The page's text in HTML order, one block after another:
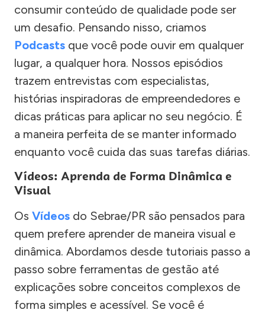
consumir conteúdo de qualidade pode ser
um desafio. Pensando nisso, criamos
Podcasts que você pode ouvir em qualquer
lugar, a qualquer hora. Nossos episódios
trazem entrevistas com especialistas,
histórias inspiradoras de empreendedores e
dicas práticas para aplicar no seu negócio. É
a maneira perfeita de se manter informado
enquanto você cuida das suas tarefas diárias.
Vídeos: Aprenda de Forma Dinâmica e
Visual
Os Vídeos do Sebrae/PR são pensados para
quem prefere aprender de maneira visual e
dinâmica. Abordamos desde tutoriais passo a
passo sobre ferramentas de gestão até
explicações sobre conceitos complexos de
forma simples e acessível. Se você é